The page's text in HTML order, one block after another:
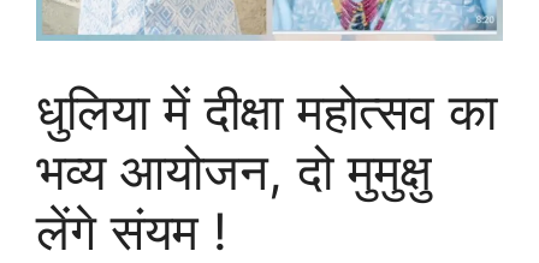
धुलिया में दीक्षा महोत्सव का
भव्य आयोजन, दो मुमुक्षु
लेंगे संयम !